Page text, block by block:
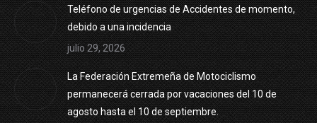
Teléfono de urgencias de Accidentes de momento,
debido a una incidencia
julio 29, 2026
La Federación Extremeña de Motociclismo
permanecerá cerrada por vacaciones del 10 de
agosto hasta el 10 de septiembre.